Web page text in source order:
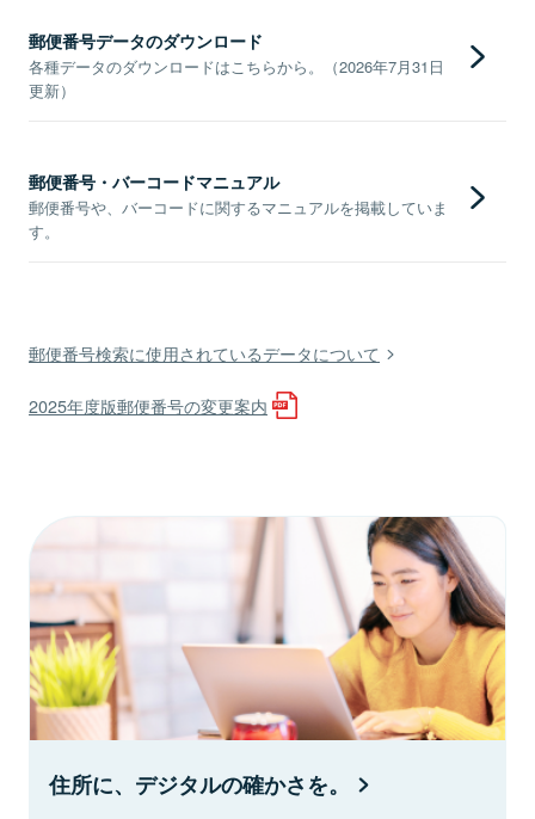
郵便番号データのダウンロード
各種データのダウンロードはこちらから。（2026年7月31日
更新）
郵便番号・バーコードマニュアル
郵便番号や、バーコードに関するマニュアルを掲載していま
す。
郵便番号検索に使用されているデータについて
2025年度版郵便番号の変更案内
住所に、デジタルの確かさを。